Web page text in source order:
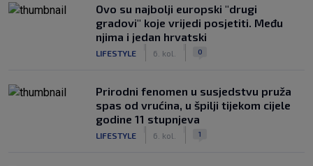
Ovo su najbolji europski "drugi
gradovi" koje vrijedi posjetiti. Među
njima i jedan hrvatski
LIFESTYLE 6. kol. 0
Prirodni fenomen u susjedstvu pruža
spas od vrućina, u špilji tijekom cijele
godine 11 stupnjeva
LIFESTYLE 6. kol. 1